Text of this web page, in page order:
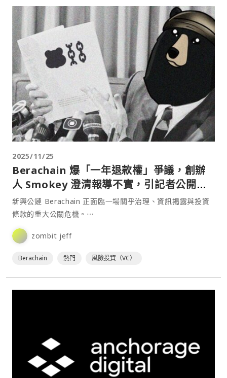
2025/11/25
Berachain 爆「一年退款權」爭議，創辦
人 Smokey 澄清報導不實，引記者公開反
駁
新興公鏈 Berachain 正面臨一場關乎治理、資訊揭露與投資
條款的重大公關危機。⋯
zombit jeff
Berachain 熱門 風險投資（VC）